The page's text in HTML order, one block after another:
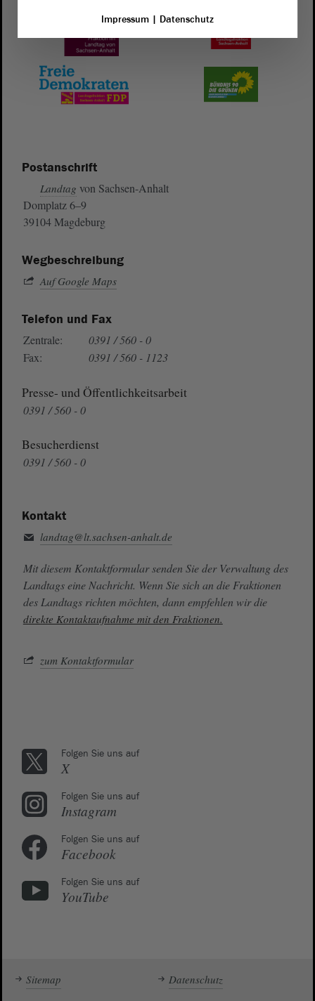
Postanschrift
Landtag von Sachsen-Anhalt
Domplatz 6–9
39104 Magdeburg
Wegbeschreibung
Auf Google Maps
Telefon und Fax
Zentrale:
0391 / 560 - 0
Fax:
0391 / 560 - 1123
Presse- und Öffentlichkeitsarbeit
0391 / 560 - 0
Besucherdienst
0391 / 560 - 0
Kontakt
landtag@lt.sachsen-anhalt.de
Mit diesem Kontaktformular senden Sie der Verwaltung des
Landtags eine Nachricht. Wenn Sie sich an die Fraktionen
des Landtags richten möchten, dann empfehlen wir die
direkte Kontaktaufnahme mit den Fraktionen.
zum Kontaktformular
Folgen Sie uns auf
X
Folgen Sie uns auf
Instagram
Folgen Sie uns auf
Facebook
Folgen Sie uns auf
YouTube
Sitemap Datenschutz
Impressum| Datenschutz